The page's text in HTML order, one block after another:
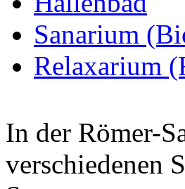
Sanarium
Relaxarium
In der Römer-
verschiedenen